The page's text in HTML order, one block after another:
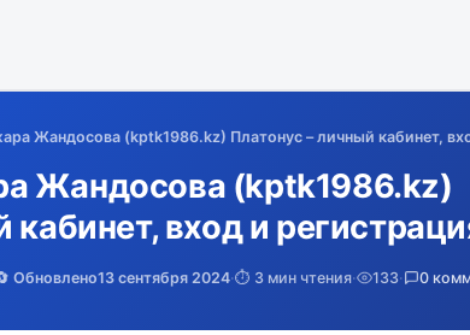
Жандосова (kptk1986.kz) Платонус – личный кабинет,
Жандосова (kptk1986.kz)
кабинет, вход и
Обновлено13 сентября 2024·⏱️ 3 мин чтения· 133· 0